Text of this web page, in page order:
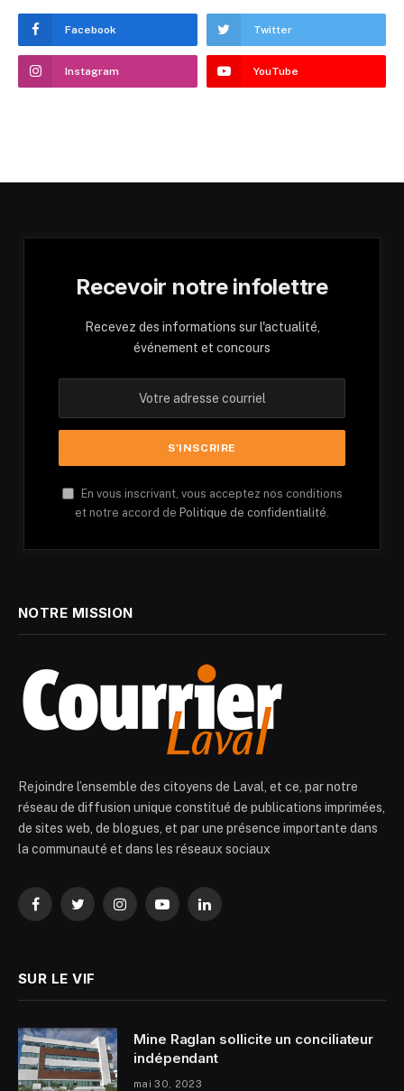
Facebook Twitter
Instagram YouTube
Recevoir notre infolettre
Recevez des informations sur l'actualité,
événement et concours
En vous inscrivant, vous acceptez nos conditions
et notre accord de Politique de confidentialité.
NOTRE MISSION
Rejoindre l’ensemble des citoyens de Laval, et ce, par notre
réseau de diffusion unique constitué de publications imprimées,
de sites web, de blogues, et par une présence importante dans
la communauté et dans les réseaux sociaux
FacebookTwitterInstagramYouTubeLinkedIn
SUR LE VIF
Mine Raglan sollicite un conciliateur
indépendant
mai 30, 2023